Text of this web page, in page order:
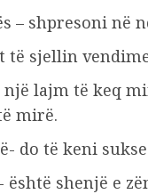
– shpresoni në
të sjellin
një lajm të keq
mirë.
do të keni
shenjë e